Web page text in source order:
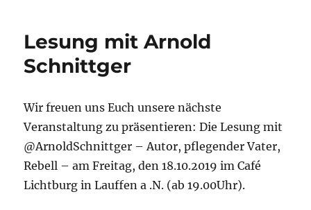
–
FOXG
1
Lesung mit Arnold
Schnittger
Wir freuen uns Euch unsere nächste
Veranstaltung zu präsentieren: Die Lesung mit
@ArnoldSchnittger – Autor, pflegender Vater,
Rebell – am Freitag, den 18.10.2019 im Café
Lichtburg in Lauffen a .N. (ab 19.00Uhr).